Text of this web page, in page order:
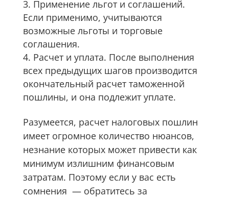
Применение льгот и соглашений.
Если применимо, учитываются
возможные льготы и торговые
соглашения.
Расчет и уплата. После выполнения
всех предыдущих шагов производится
окончательный расчет таможенной
пошлины, и она подлежит уплате.
Разумеется, расчет налоговых пошлин
имеет огромное количество нюансов,
незнание которых может привести как
минимум излишним финансовым
затратам. Поэтому если у вас есть
сомнения — обратитесь за